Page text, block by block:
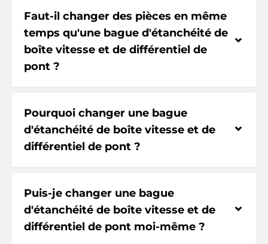
Faut-il changer des pièces en même
temps qu'une bague d'étanchéité de
boîte vitesse et de différentiel de
pont ?
⌃
Pourquoi changer une bague
d'étanchéité de boîte vitesse et de
différentiel de pont ?
⌃
Puis-je changer une bague
d'étanchéité de boîte vitesse et de
différentiel de pont moi-même ?
⌃